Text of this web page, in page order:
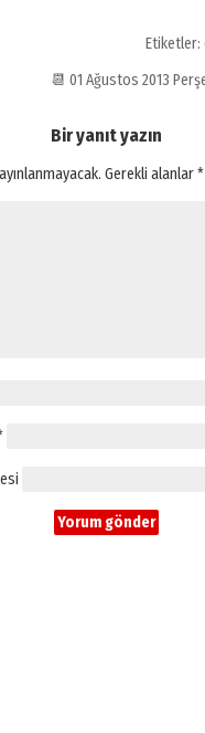
Etiketler:
📆 01 Ağustos 2013
Bir yanıt yazın
Gerekli alanlar*